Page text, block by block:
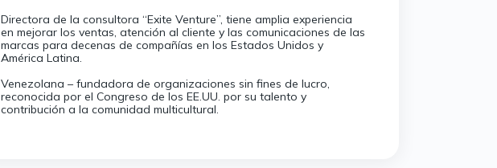
Directora de la consultora “Exite Venture”, tiene amplia experiencia
en mejorar los ventas, atención al cliente y las comunicaciones de las
marcas para decenas de compañías en los Estados Unidos y
América Latina.
Venezolana – fundadora de organizaciones sin fines de lucro,
reconocida por el Congreso de los EE.UU. por su talento y
contribución a la comunidad multicultural.